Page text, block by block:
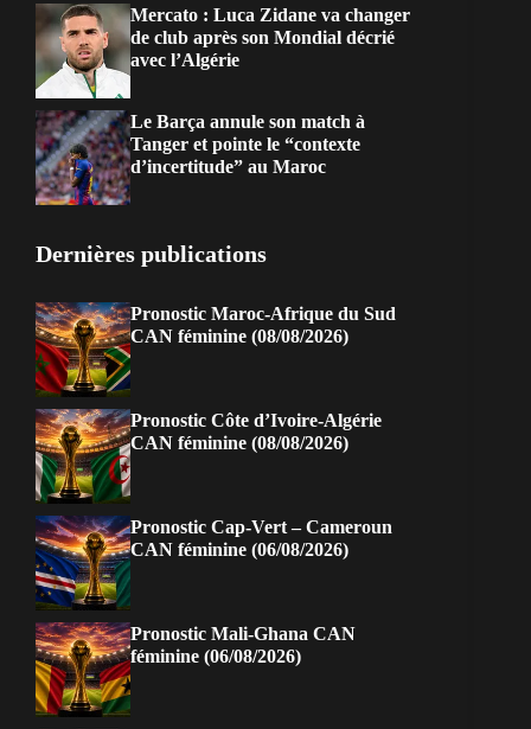
Mercato : Luca Zidane va changer
de club après son Mondial décrié
avec l’Algérie
Le Barça annule son match à
Tanger et pointe le “contexte
d’incertitude” au Maroc
Dernières publications
Pronostic Maroc-Afrique du Sud
CAN féminine (08/08/2026)
Pronostic Côte d’Ivoire-Algérie
CAN féminine (08/08/2026)
Pronostic Cap-Vert – Cameroun
CAN féminine (06/08/2026)
Pronostic Mali-Ghana CAN
féminine (06/08/2026)